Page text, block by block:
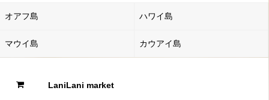
オアフ島 ハワイ島
マウイ島 カウアイ島
LaniLani market